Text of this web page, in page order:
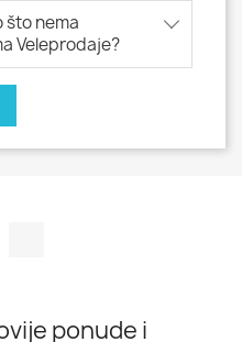
što nema
Veleprodaje?
ponude i